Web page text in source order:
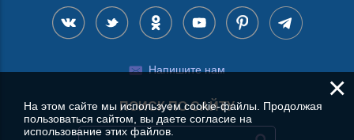
Напишите нам
ПОИСК ПО САЙТУ
×
На этом сайте мы используем cookie-файлы. Продолжая
пользоваться сайтом, вы даете согласие на
использование этих файлов.